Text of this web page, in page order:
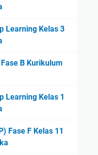
Learning Kelas 3
B Kurikulum
Learning Kelas 1
Fase F Kelas 11